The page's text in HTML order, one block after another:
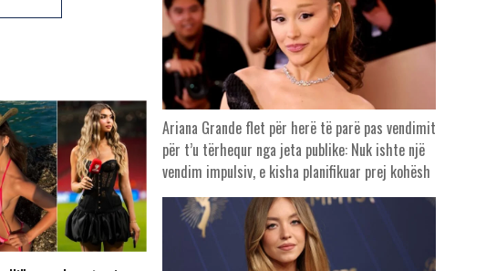
Ariana Grande flet për herë të parë pas vendimit
për t’u tërhequr nga jeta publike: Nuk ishte një
vendim impulsiv, e kisha planifikuar prej kohësh